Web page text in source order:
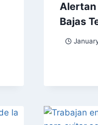
Alertan
Bajas